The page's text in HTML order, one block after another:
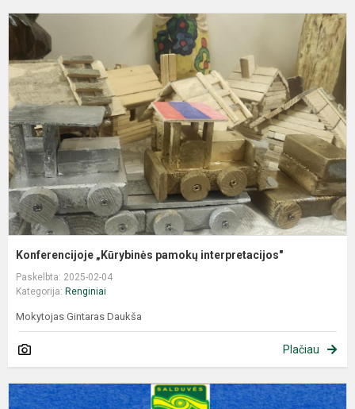
Konferencijoje „Kūrybinės pamokų interpretacijos"
Paskelbta: 2025-02-04
Kategorija: Renginiai
Mokytojas Gintaras Daukša
Plačiau